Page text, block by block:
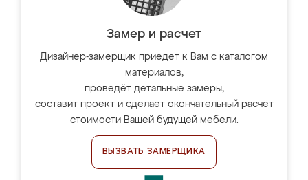
Замер и расчет
Дизайнер-замерщик приедет к Вам с каталогом
материалов,
проведёт детальные замеры,
составит проект и сделает окончательный расчёт
стоимости Вашей будущей мебели.
ВЫЗВАТЬ ЗАМЕРЩИКА